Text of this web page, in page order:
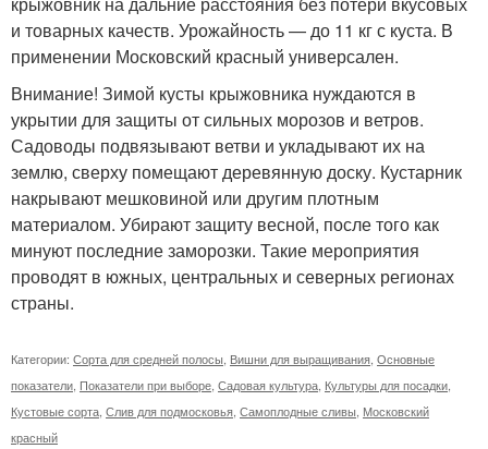
и товарных качеств. Урожайность — до 11 кг с куста. В
применении Московский красный универсален.
Внимание! Зимой кусты крыжовника нуждаются в
укрытии для защиты от сильных морозов и ветров.
Садоводы подвязывают ветви и укладывают их на
землю, сверху помещают деревянную доску. Кустарник
накрывают мешковиной или другим плотным
материалом. Убирают защиту весной, после того как
минуют последние заморозки. Такие мероприятия
проводят в южных, центральных и северных регионах
страны.
Категории: Сорта для средней полосы Вишни для выращивания Основные
показатели Показатели при выборе Садовая культура Культуры для посадки
Кустовые сорта Слив для подмосковья Самоплодные сливы Московский
красный